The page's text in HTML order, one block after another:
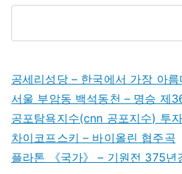
공세리성당 – 한국에서 가장 아
서울 부암동 백석동천 – 명승 제
공포탐욕지수(cnn 공포지수) 투
차이코프스키 – 바이올린 협주곡
플라톤 《국가》 – 기원전 375년